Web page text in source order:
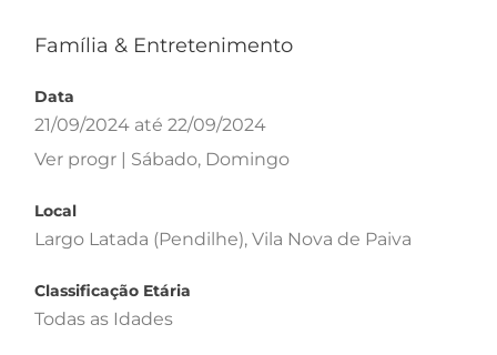
Família & Entretenimento
Data
21/09/2024 até 22/09/2024
Ver progr | Sábado, Domingo
Local
Largo Latada (Pendilhe), Vila Nova de Paiva
Classificação Etária
Todas as Idades